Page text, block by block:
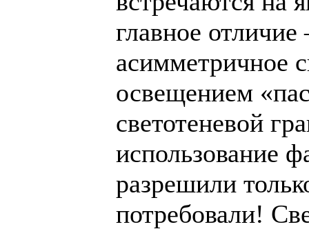
главное
асимметричное
освещением
светотеневой
использование
разрешили
потребовали!